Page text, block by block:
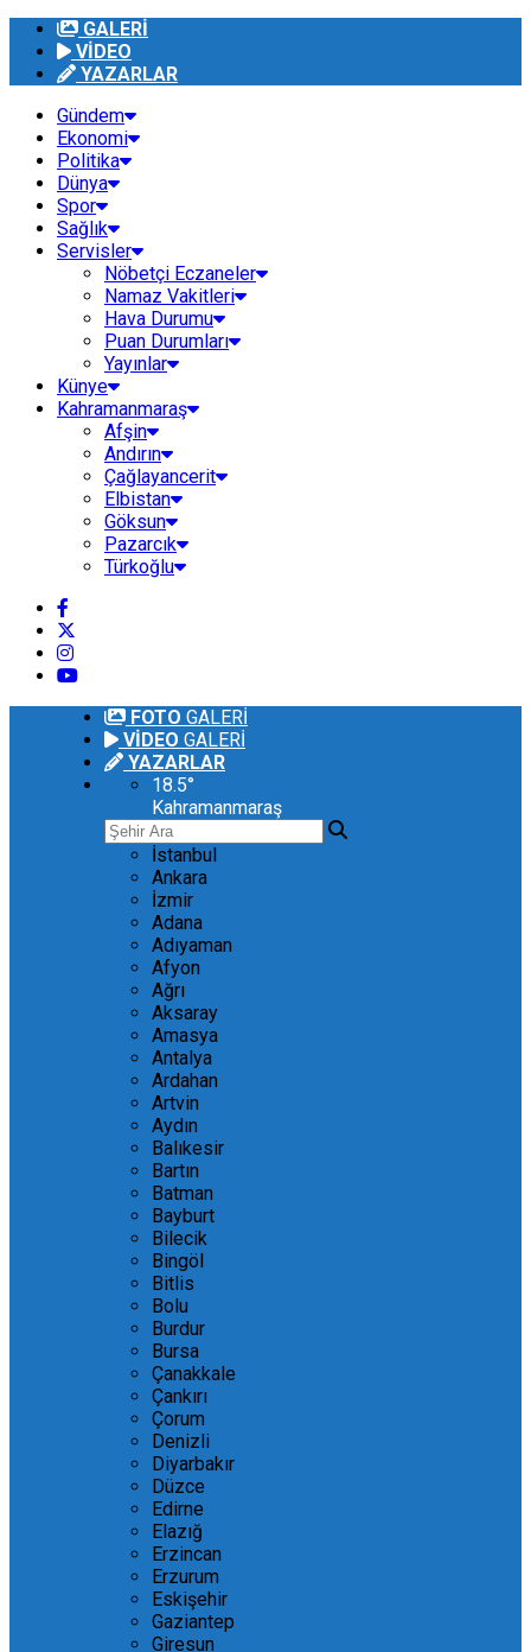
GALERİ
VİDEO
YAZARLAR
Gündem
Ekonomi
Politika
Dünya
Spor
Sağlık
Servisler
Nöbetçi Eczaneler
Namaz Vakitleri
Hava Durumu
Puan Durumları
Yayınlar
Künye
Kahramanmaraş
Afşin
Andırın
Çağlayancerit
Elbistan
Göksun
Pazarcık
Türkoğlu
FOTO GALERİ
VİDEO GALERİ
YAZARLAR
18.5°
Kahramanmaraş
İstanbul
Ankara
İzmir
Adana
Adıyaman
Afyon
Ağrı
Aksaray
Amasya
Antalya
Ardahan
Artvin
Aydın
Balıkesir
Bartın
Batman
Bayburt
Bilecik
Bingöl
Bitlis
Bolu
Burdur
Bursa
Çanakkale
Çankırı
Çorum
Denizli
Diyarbakır
Düzce
Edirne
Elazığ
Erzincan
Erzurum
Eskişehir
Gaziantep
Giresun